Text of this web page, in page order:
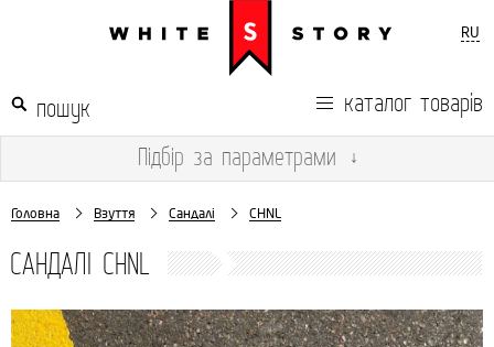
RU
каталог товарів
Підбір за параметрами ↓
Головна Взуття Сандалі CHNL
САНДАЛІ CHNL